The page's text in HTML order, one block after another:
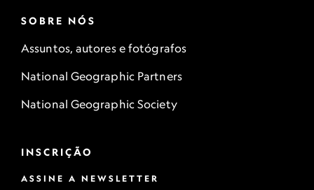
SOBRE NÓS
Assuntos, autores e fotógrafos
National Geographic Partners
National Geographic Society
INSCRIÇÃO
ASSINE A NEWSLETTER